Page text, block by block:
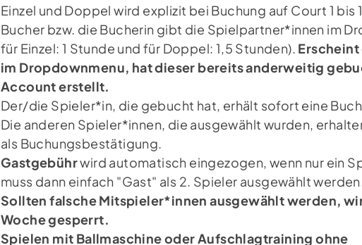
Einzel und Doppel wird explizit bei Buchung auf Court 1
Bucher bzw. die Bucherin gibt die Spielpartner*innen im
für Einzel: 1 Stunde und für Doppel: 1,5 Stunden).
im Dropdownmenu, hat dieser bereits anderweitig
Account erstellt.
Der/die Spieler*in, die gebucht hat, erhält sofort eine
Die anderen Spieler*innen, die ausgewählt wurden,
als Buchungsbestätigung.
Gastgebührwird automatisch eingezogen, wenn nur ein
muss dann einfach "Gast" als 2. Spieler ausgewählt
Sollten falsche Mitspieler*innen ausgewählt werden,
Woche gesperrt.
Spielen mit Ballmaschine oder Aufschlagtraining ohne